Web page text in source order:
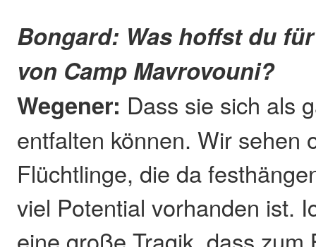
Bongard: Was hoffst du
von Camp Mavrovouni?
Wegener: Dass sie sich als
entfalten können. Wir sehen
Flüchtlinge, die da
viel Potential vorhanden ist.